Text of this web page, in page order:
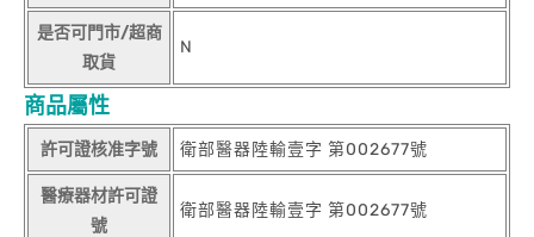
是否可門市/超商
取貨
N
商品屬性
許可證核准字號 衛部醫器陸輸壹字 第002677號
醫療器材許可證
號
衛部醫器陸輸壹字 第002677號